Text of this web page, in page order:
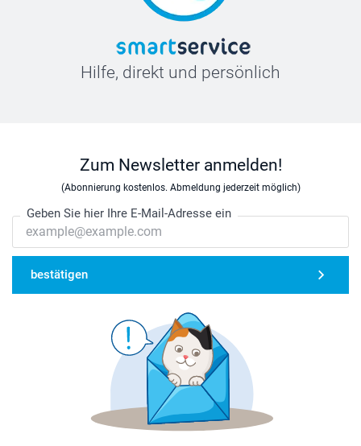
Hilfe, direkt und persönlich
Zum Newsletter anmelden!
(Abonnierung kostenlos. Abmeldung jederzeit möglich)
Geben Sie hier Ihre E-Mail-Adresse ein
bestätigen